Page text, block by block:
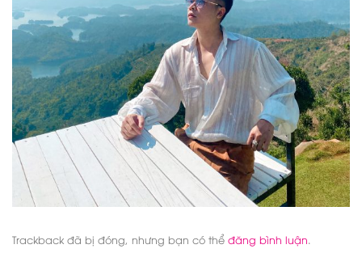
Trackback đã bị đóng, nhưng bạn có thể đăng bình luận.